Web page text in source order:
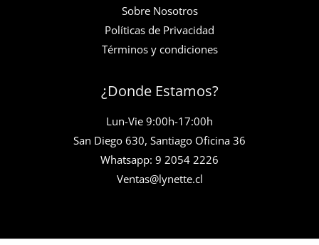
Sobre Nosotros
Políticas de Privacidad
Términos y condiciones
¿Donde Estamos?
Lun-Vie 9:00h-17:00h
San Diego 630, Santiago Oficina 36
Whatsapp: 9 2054 2226
Ventas@lynette.cl